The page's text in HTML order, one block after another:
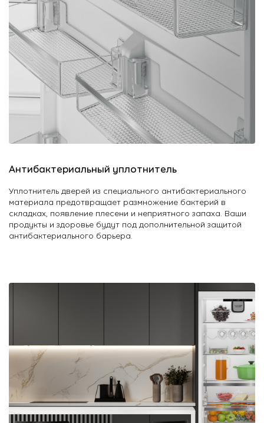
Антибактериальный уплотнитель
Уплотнитель дверей из специального антибактериального
материала предотвращает размножение бактерий в
складках, появление плесени и неприятного запаха. Ваши
продукты и здоровье будут под дополнительной защитой
антибактериального барьера.